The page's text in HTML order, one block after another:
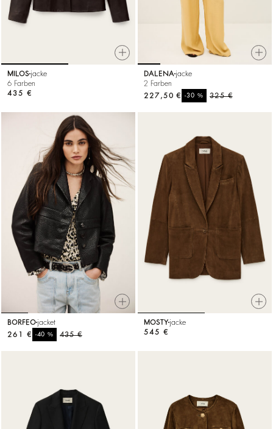
MILOS jacke
6 Farben
435 €
DALENA jacke
2 Farben
325 €
-30%
227,50 €
BORFEO jacket
435 €
-40%
261 €
MOSTY jacke
545 €